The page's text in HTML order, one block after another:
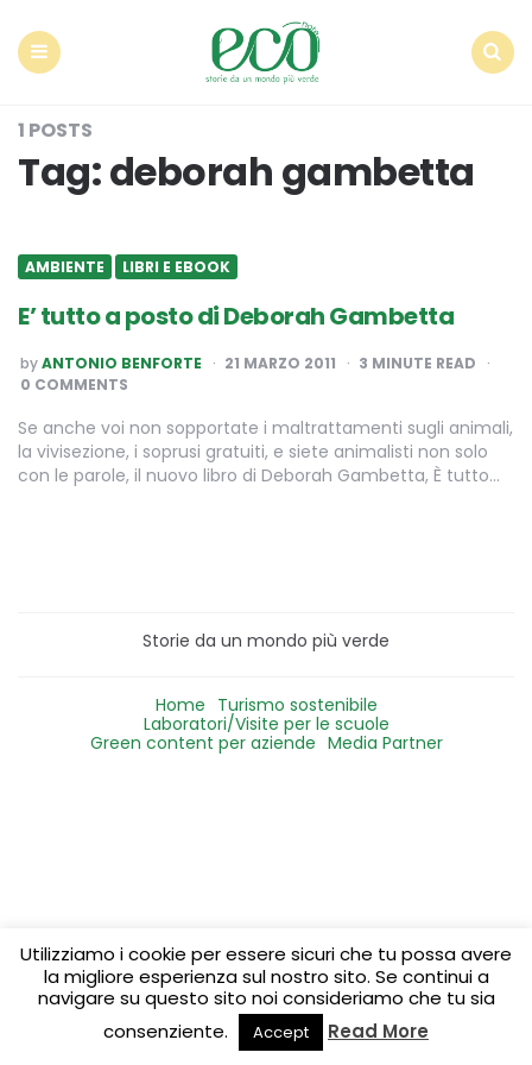
1 POSTS
Tag:deborah gambetta
AMBIENTE LIBRI E EBOOK
E’ tutto a posto di Deborah Gambetta
POSTED
BY
byANTONIO BENFORTE 21 MARZO 2011 3 MINUTE READ
0 COMMENTS
Se anche voi non sopportate i maltrattamenti sugli animali,
la vivisezione, i soprusi gratuiti, e siete animalisti non solo
con le parole, il nuovo libro di Deborah Gambetta, È tutto…
Storie da un mondo più verde
Home Turismo sostenibile
Laboratori/Visite per le scuole
Green content per aziende Media Partner
Utilizziamo i cookie per essere sicuri che tu possa avere
la migliore esperienza sul nostro sito. Se continui a
navigare su questo sito noi consideriamo che tu sia
consenziente.
Accept Read More